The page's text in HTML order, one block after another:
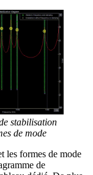
stabilisation
de mode
les formes de mode
de